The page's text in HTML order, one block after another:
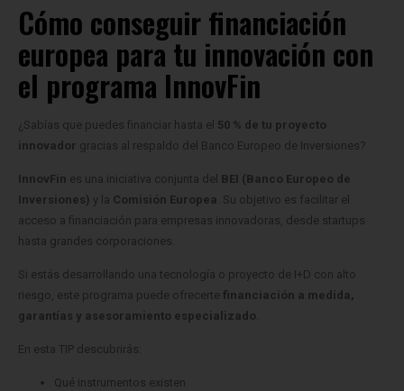
Cómo conseguir financiación
europea para tu innovación con
el programa InnovFin
¿Sabías que puedes financiar hasta el 50 % de tu proyecto
innovador gracias al respaldo del Banco Europeo de Inversiones?
InnovFin es una iniciativa conjunta del BEI (Banco Europeo de
Inversiones) y la Comisión Europea . Su objetivo es facilitar el
acceso a financiación para empresas innovadoras, desde startups
hasta grandes corporaciones.
Si estás desarrollando una tecnología o proyecto de I+D con alto
riesgo, este programa puede ofrecerte financiación a medida,
garantías y asesoramiento especializado
En esta TIP descubrirás:
Qué instrumentos existen